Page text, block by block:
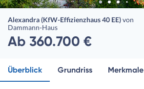
Alexandra (KfW-Effizienzhaus 40 EE)von
Dammann-Haus
Ab 360.700 €
Überblick Grundriss Merkmale